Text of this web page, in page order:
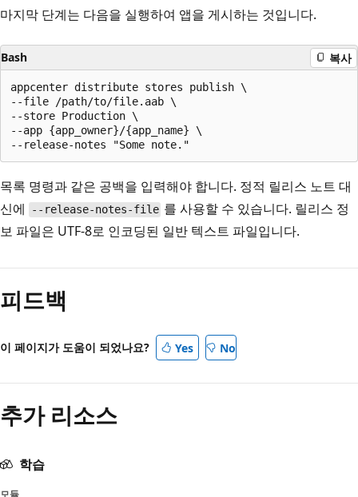
마지막 단계는 다음을 실행하여 앱을 게시하는 것입니다.
Bash 복사
appcenter distribute stores publish \
--file /path/to/file.aab \
--store Production \
--app {app_owner}/{app_name} \
목록 명령과 같은 공백을 입력해야 합니다. 정적 릴리스 노트 대
신에
--release-notes-file 를 사용할 수 있습니다. 릴리스 정
보 파일은 UTF-8로 인코딩된 일반 텍스트 파일입니다.
피드백
이 페이지가 도움이 되었나요? Yes No
추가 리소스
학습